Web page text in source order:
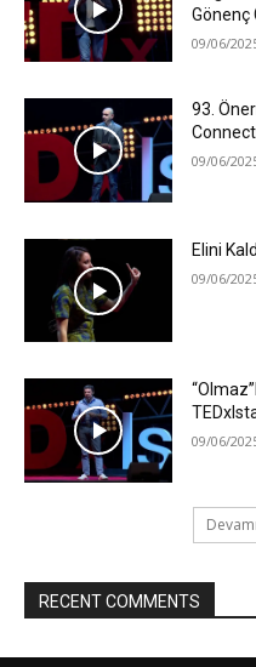
Gönenç
09/06/
93.
09/06/
Elini
09/06/
09/06/
RECENT COMMENTS